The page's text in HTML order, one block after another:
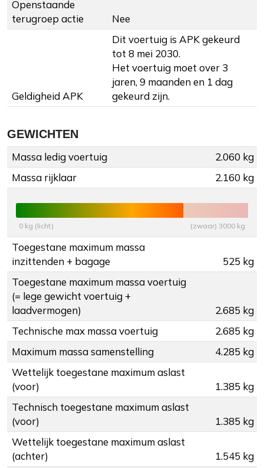
Openstaande
terugroep actie
Nee
Geldigheid APK
Dit voertuig is APK gekeurd
tot 8 mei 2030.
Het voertuig moet over 3
jaren, 9 maanden en 1 dag
gekeurd zijn.
GEWICHTEN
Massa ledig voertuig
2.060 kg
Massa rijklaar
2.160 kg
0 kg (licht) (zwaar) 3000 kg
Toegestane maximum massa
inzittenden + bagage
525 kg
Toegestane maximum massa voertuig
(= lege gewicht voertuig +
laadvermogen)
2.685 kg
Technische max massa voertuig
2.685 kg
Maximum massa samenstelling
4.285 kg
Wettelijk toegestane maximum aslast
(voor)
1.385 kg
Technisch toegestane maximum aslast
(voor)
1.385 kg
Wettelijk toegestane maximum aslast
(achter)
1.545 kg